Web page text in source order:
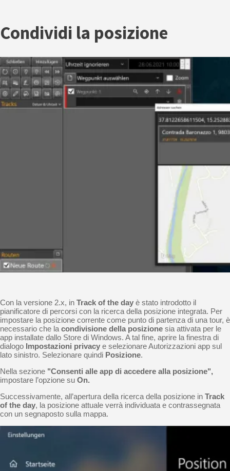
Condividi la posizione
Con la versione 2.x, in Track of the day è stato introdotto il
pianificatore di percorsi con la ricerca della posizione integrata. Per
impostare la posizione corrente come punto di partenza di una tour, è
necessario che la condivisione della posizione sia attivata per le
app installate dallo Store di Windows. A tal fine, aprire la finestra di
dialogo Impostazioni privacy e selezionare Autorizzazioni app sul
lato sinistro. Selezionare quindi Posizione.
Nella sezione "Consenti alle app di accedere alla posizione",
impostare l’opzione su On.
Successivamente, all’apertura della ricerca della posizione in Track
of the day, la posizione attuale verrà individuata e contrassegnata
con un segnaposto sulla mappa.